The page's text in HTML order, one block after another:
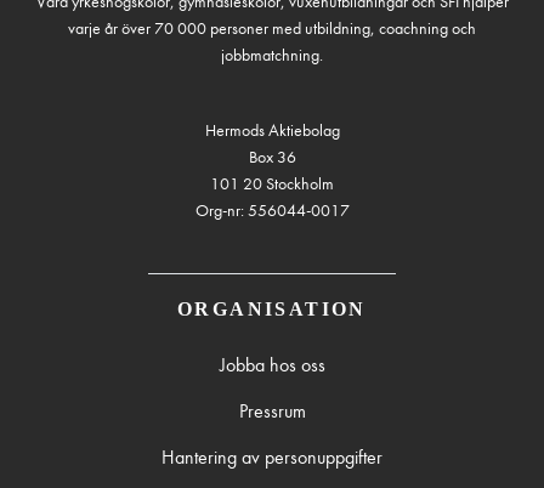
varje år över 70 000 personer med utbildning, coachning och
jobbmatchning.
Hermods Aktiebolag
Box 36
101 20 Stockholm
Org-nr: 556044-0017
ORGANISATION
Jobba hos oss
Pressrum
Hantering av personuppgifter